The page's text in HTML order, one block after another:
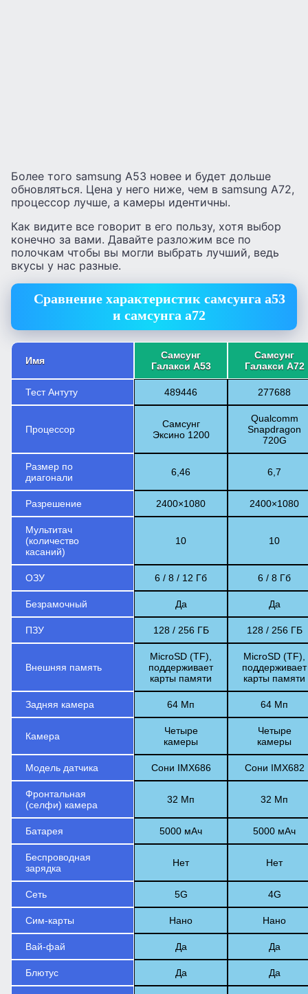
Более того samsung A53 новее и будет дольше
обновляться. Цена у него ниже, чем в samsung A72,
процессор лучше, а камеры идентичны.
Как видите все говорит в его пользу, хотя выбор
конечно за вами. Давайте разложим все по
полочкам чтобы вы могли выбрать лучший, ведь
вкусы у нас разные.
Сравнение характеристик самсунга а53
и самсунга а72
Имя
Самсунг
Галакси А53
Самсунг
Галакси А72
Тест Антуту 489446 277688
Процессор
Самсунг
Эксино 1200
Qualcomm
Snapdragon
720G
Размер по
диагонали
6,46 6,7
Разрешение 2400×1080 2400×1080
Мультитач
(количество
касаний)
10 10
ОЗУ 6 / 8 / 12 Гб 6 / 8 Гб
Безрамочный Да Да
ПЗУ 128 / 256 ГБ 128 / 256 ГБ
Внешняя память
MicroSD (TF),
поддерживает
карты памяти
MicroSD (TF),
поддерживает
карты памяти
Задняя камера 64 Мп 64 Мп
Камера
Четыре
камеры
Четыре
камеры
Модель датчика Сони IMX686 Сони IMX682
Фронтальная
(селфи) камера
32 Мп 32 Мп
Батарея 5000 мАч 5000 мАч
Беспроводная
зарядка
Нет Нет
Сеть 5G 4G
Сим-карты Нано Нано
Вай-фай Да Да
Блютус Да Да